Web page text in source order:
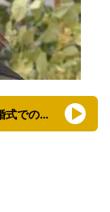
【映像】医師夫とのラブラブ2ショット（結婚式での写真もあり）